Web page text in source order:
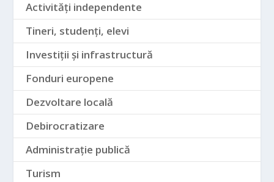
Activități independente
Tineri, studenți, elevi
Investiții și infrastructură
Fonduri europene
Dezvoltare locală
Debirocratizare
Administrație publică
Turism